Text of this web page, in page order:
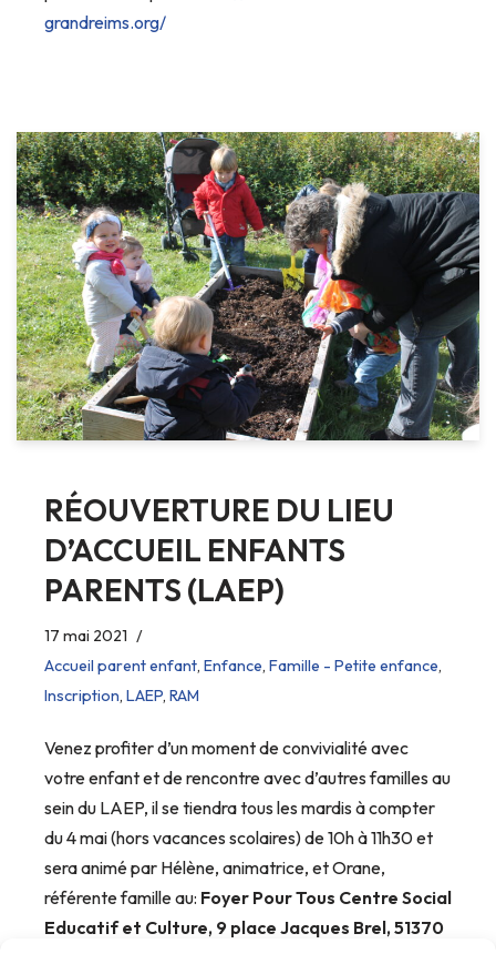
grandreims.org/
RÉOUVERTURE DU LIEU
D’ACCUEIL ENFANTS
PARENTS (LAEP)
17 mai 2021
Accueil parent enfant, Enfance, Famille - Petite enfance,
Inscription, LAEP, RAM
Venez profiter d’un moment de convivialité avec
votre enfant et de rencontre avec d’autres familles au
sein du LAEP, il se tiendra tous les mardis à compter
du 4 mai (hors vacances scolaires) de 10h à 11h30 et
sera animé par Hélène, animatrice, et Orane,
référente famille au: Foyer Pour Tous Centre Social
Educatif et Culture, 9 place Jacques Brel, 51370